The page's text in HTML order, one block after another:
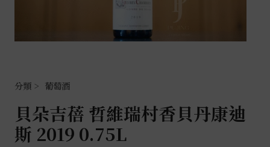
葡萄酒
貝朵吉蓓 哲維瑞村香貝丹康迪
斯 2019 0.75L